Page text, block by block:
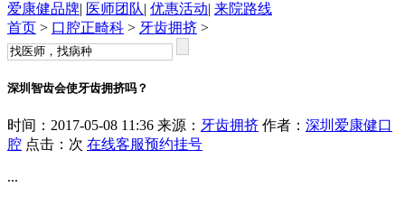
爱康健品牌| 医师团队| 优惠活动| 来院路线
首页 > 口腔正畸科 > 牙齿拥挤 >
深圳智齿会使牙齿拥挤吗？
时间：2017-05-08 11:36 来源： 牙齿拥挤 作者： 深圳爱康健口
腔 点击： 次 在线客服预约挂号
...